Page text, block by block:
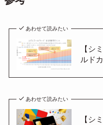
あわせて読みたい
【シ
ルド
あわせて読みたい
【シ